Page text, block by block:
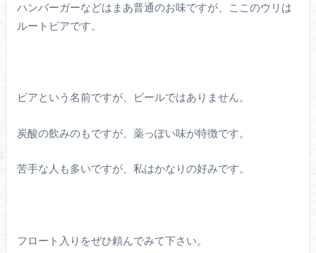
ハンバーガーなどはまあ普通のお味ですが、ここのウリは
ルートビアです。
ビアという名前ですが、ビールではありません。
炭酸の飲みのもですが、薬っぽい味が特徴です。
苦手な人も多いですが、私はかなりの好みです。
フロート入りをぜひ頼んでみて下さい。